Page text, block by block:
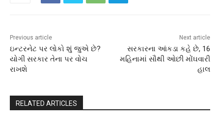
Previous article
ઇન્ટરનેટ પર લોકો શું જુએ છે?
યોગી સરકાર તેના પર વોચ
રાખશે
Next article
સરકારના આંકડા કહે છે, 16
મહિનામાં સૌથી ઓછી મોંઘવારી
હાલ
RELATED ARTICLES